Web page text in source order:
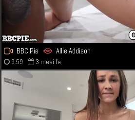
BBC Pie Allie Addison
9:59 3 mesi fa